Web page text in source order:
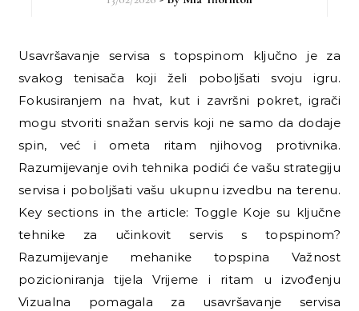
Usavršavanje servisa s topspinom ključno je za
svakog tenisača koji želi poboljšati svoju igru.
Fokusiranjem na hvat, kut i završni pokret, igrači
mogu stvoriti snažan servis koji ne samo da dodaje
spin, već i ometa ritam njihovog protivnika.
Razumijevanje ovih tehnika podići će vašu strategiju
servisa i poboljšati vašu ukupnu izvedbu na terenu.
Key sections in the article: Toggle Koje su ključne
tehnike za učinkovit servis s topspinom?
Razumijevanje mehanike topspina Važnost
pozicioniranja tijela Vrijeme i ritam u izvođenju
Vizualna pomagala za usavršavanje servisa